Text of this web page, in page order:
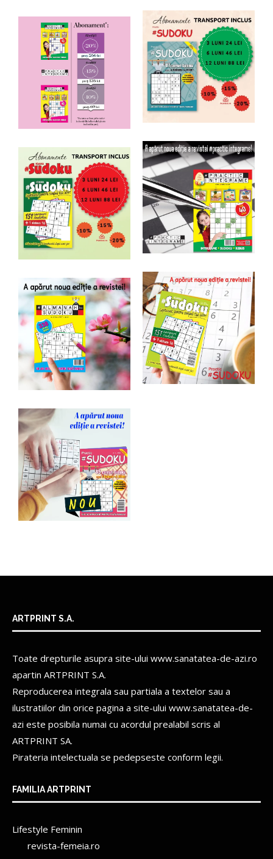
ARTPRINT S.A.
Toate drepturile asupra site-ului www.sanatatea-de-azi.ro
apartin ARTPRINT S.A.
Reproducerea integrala sau partiala a textelor sau a
ilustratiilor din orice pagina a site-ului www.sanatatea-de-
azi este posibila numai cu acordul prealabil scris al
ARTPRINT SA.
Pirateria intelectuala se pedepseste conform legii.
FAMILIA ARTPRINT
Lifestyle Feminin
revista-femeia.ro